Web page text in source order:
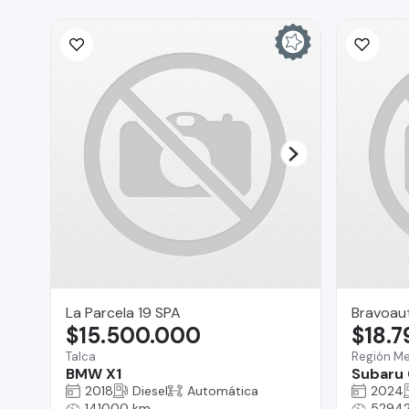
La Parcela 19 SPA
Talca
BMW X1
$15.500.000
2018 Diesel
Automática
Región
2024